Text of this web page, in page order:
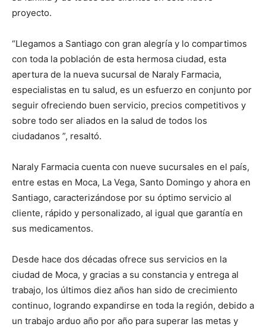
proyecto.
“Llegamos a Santiago con gran alegría y lo compartimos
con toda la población de esta hermosa ciudad, esta
apertura de la nueva sucursal de Naraly Farmacia,
especialistas en tu salud, es un esfuerzo en conjunto por
seguir ofreciendo buen servicio, precios competitivos y
sobre todo ser aliados en la salud de todos los
ciudadanos ”, resaltó.
Naraly Farmacia cuenta con nueve sucursales en el país,
entre estas en Moca, La Vega, Santo Domingo y ahora en
Santiago, caracterizándose por su óptimo servicio al
cliente, rápido y personalizado, al igual que garantía en
sus medicamentos.
Desde hace dos décadas ofrece sus servicios en la
ciudad de Moca, y gracias a su constancia y entrega al
trabajo, los últimos diez años han sido de crecimiento
continuo, logrando expandirse en toda la región, debido a
un trabajo arduo año por año para superar las metas y